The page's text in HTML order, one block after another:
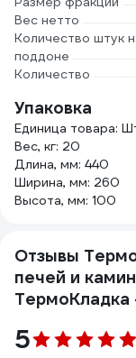
Вес нетто
Количество штук
поддоне
Количество
Упаковка
Единица товара:
Вес, кг: 20
Длина, мм: 440
Ширина, мм: 260
Высота, мм: 100
Отзывы
печей и
ТермоКладка
5